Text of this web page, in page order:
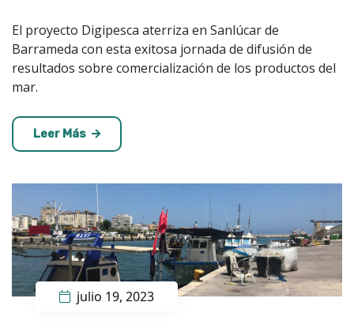
El proyecto Digipesca aterriza en Sanlúcar de
Barrameda con esta exitosa jornada de difusión de
resultados sobre comercialización de los productos del
mar.
Leer Más
julio 19, 2023